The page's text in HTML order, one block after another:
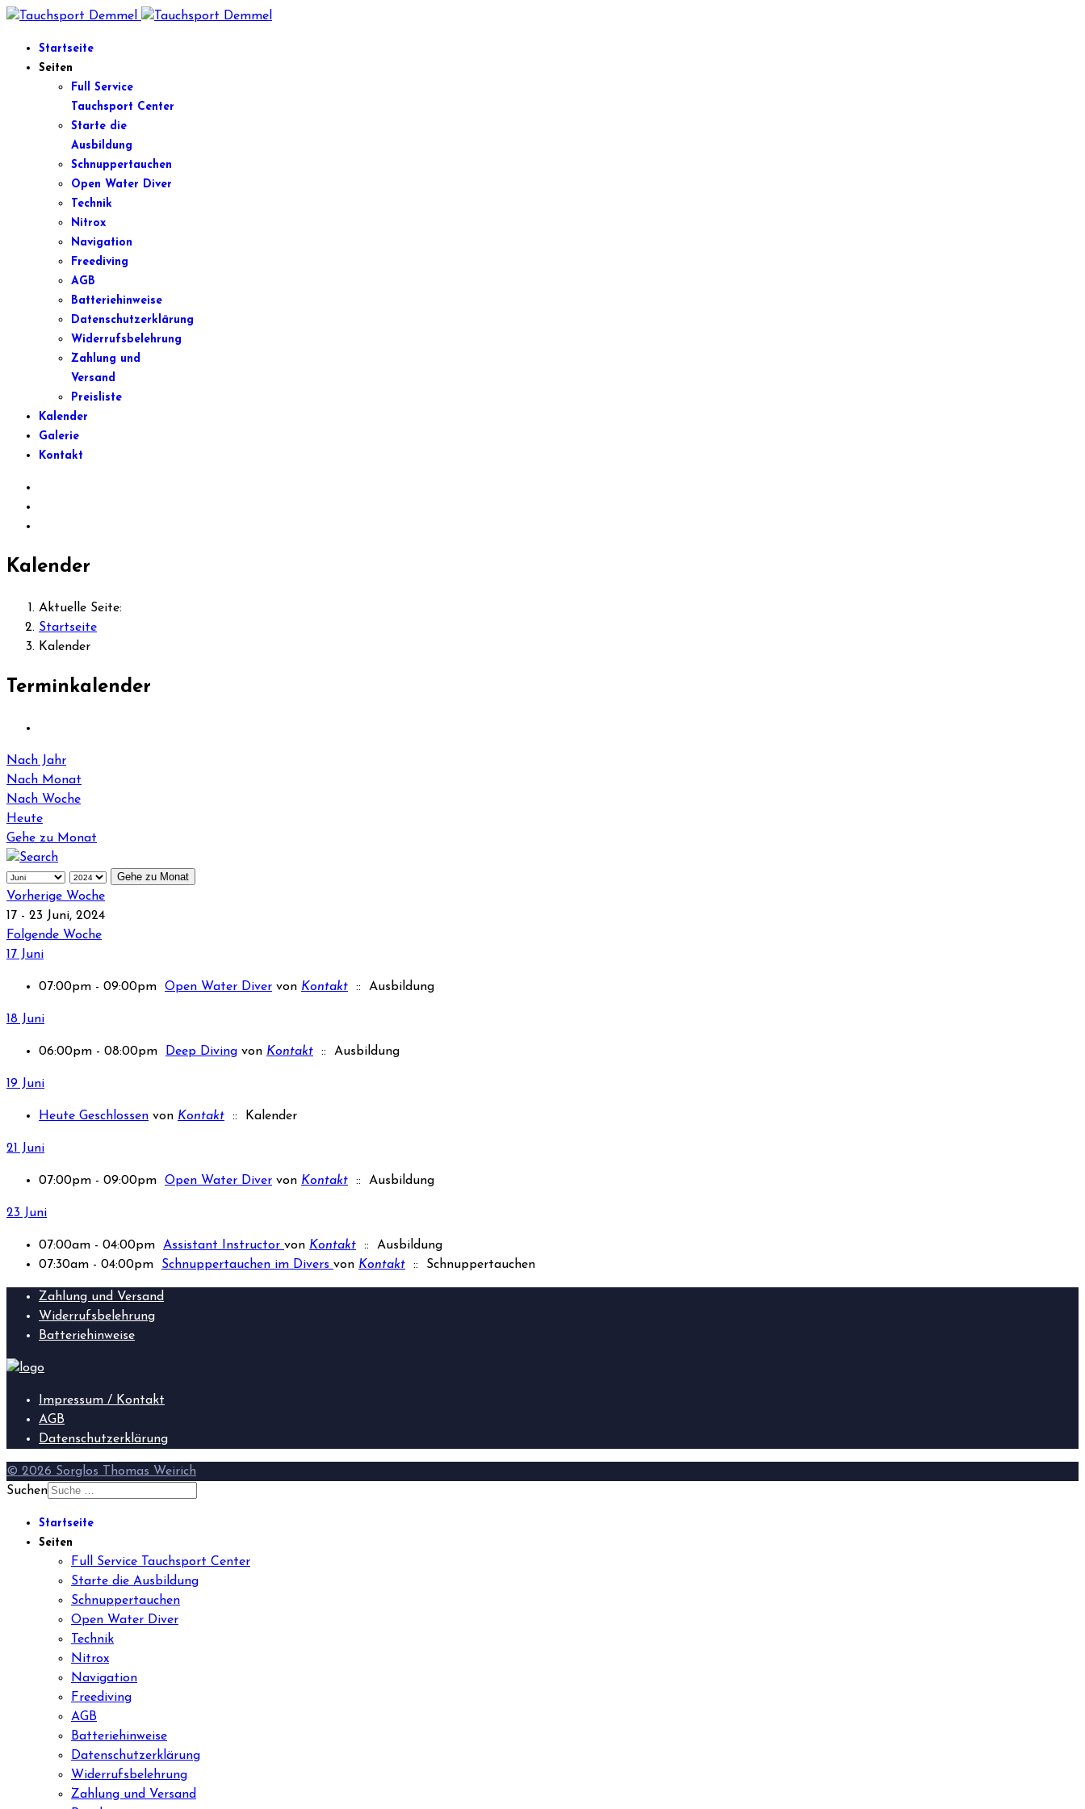
Startseite
Seiten
Full Service
Tauchsport Center
Starte die
Ausbildung
Schnuppertauchen
Open Water Diver
Technik
Nitrox
Navigation
Freediving
AGB
Batteriehinweise
Datenschutzerklärung
Widerrufsbelehrung
Zahlung und
Versand
Preisliste
Kalender
Galerie
Kontakt
Kalender
Aktuelle Seite:
Startseite
Kalender
Terminkalender
Nach Jahr
Nach Monat
Nach Woche
Heute
Gehe zu Monat
Gehe zu Monat
Vorherige Woche
17 - 23 Juni, 2024
Folgende Woche
17 Juni
07:00pm - 09:00pm Open Water Diver von Kontakt :: Ausbildung
18 Juni
06:00pm - 08:00pm Deep Diving von Kontakt :: Ausbildung
19 Juni
Heute Geschlossen von Kontakt :: Kalender
21 Juni
07:00pm - 09:00pm Open Water Diver von Kontakt :: Ausbildung
23 Juni
07:00am - 04:00pm Assistant Instructor von Kontakt :: Ausbildung
07:30am - 04:00pm Schnuppertauchen im Divers von Kontakt :: Schnuppertauchen
Zahlung und Versand
Widerrufsbelehrung
Batteriehinweise
Impressum / Kontakt
AGB
Datenschutzerklärung
© 2026 Sorglos Thomas Weirich
Suchen
Startseite
Seiten
Full Service Tauchsport Center
Starte die Ausbildung
Schnuppertauchen
Open Water Diver
Technik
Nitrox
Navigation
Freediving
AGB
Batteriehinweise
Datenschutzerklärung
Widerrufsbelehrung
Zahlung und Versand